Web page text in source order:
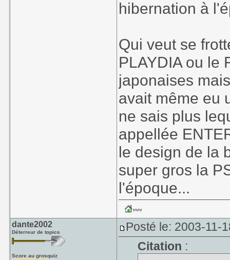
hibernation à
Qui veut se
PLAYDIA ou le
japonaises
avait même eu
ne sais plus
appellée
le design de la
super gros la
l'époque...
dante2002
Déterreur de topics
Score au grosquiz
Posté le: 2003-11-
Citation :